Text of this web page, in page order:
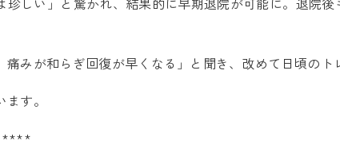
みが和らぎ回復が早くなる」と聞き、改めて日頃の
す。